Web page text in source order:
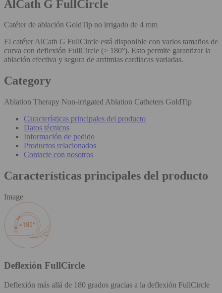
AlCath G FullCircle
Catéter de ablación GoldTip no irrigado de 4 mm
El catéter AlCath G FullCircle está disponible con varios tamaños de
curva con deflexión FullCircle (> 180°). Esto permite garantizar la
ablación efectiva y segura de arritmias cardiacas variadas.
Category
Ablation Therapy Non-irrigated Ablation Catheters GoldTip
Características principales del producto
Datos técnicos
Información de pedido
Productos relacionados
Contacte con nosotros
Características principales del producto
Image
Deflexión FullCircle
Deflexión más allá de 180 grados gracias a la deflexión FullCircle